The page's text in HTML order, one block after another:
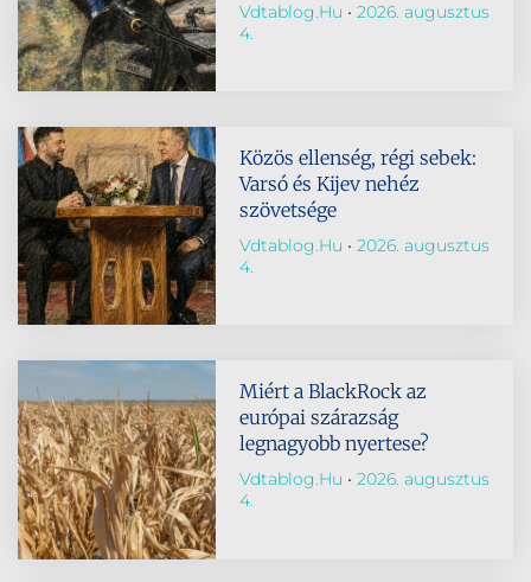
Vdtablog.hu
2026. augusztus
4.
Közös ellenség, régi sebek:
Varsó és Kijev nehéz
szövetsége
Vdtablog.hu
2026. augusztus
4.
Miért a BlackRock az
európai szárazság
legnagyobb nyertese?
Vdtablog.hu
2026. augusztus
4.